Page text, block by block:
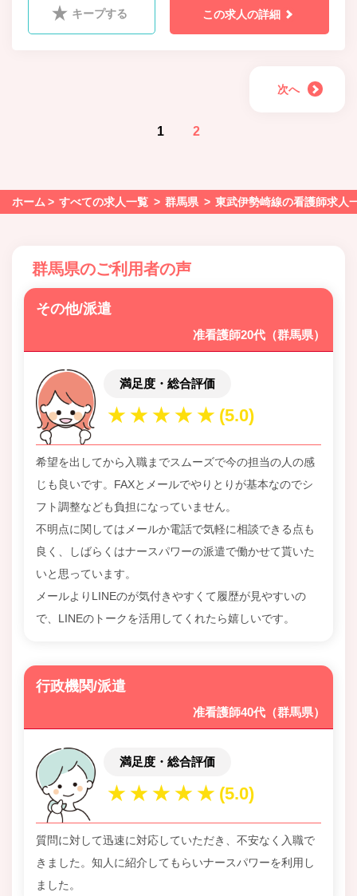
キープする この求人の詳細
次へ
1 2
ホーム すべての求人一覧 群馬県 東武伊勢崎線の看護師求人
群馬県のご利用者の声
その他/派遣
准看護師20代（群馬県）
満足度・総合評価
希望を出してから入職までスムーズで今の担当の人の感
じも良いです。FAXとメールでやりとりが基本なのでシ
フト調整なども負担になっていません。
不明点に関してはメールか電話で気軽に相談できる点も
良く、しばらくはナースパワーの派遣で働かせて貰いた
いと思っています。
メールよりLINEのが気付きやすくて履歴が見やすいの
で、LINEのトークを活用してくれたら嬉しいです。
行政機関/派遣
准看護師40代（群馬県）
満足度・総合評価
質問に対して迅速に対応していただき、不安なく入職で
きました。知人に紹介してもらいナースパワーを利用し
ました。